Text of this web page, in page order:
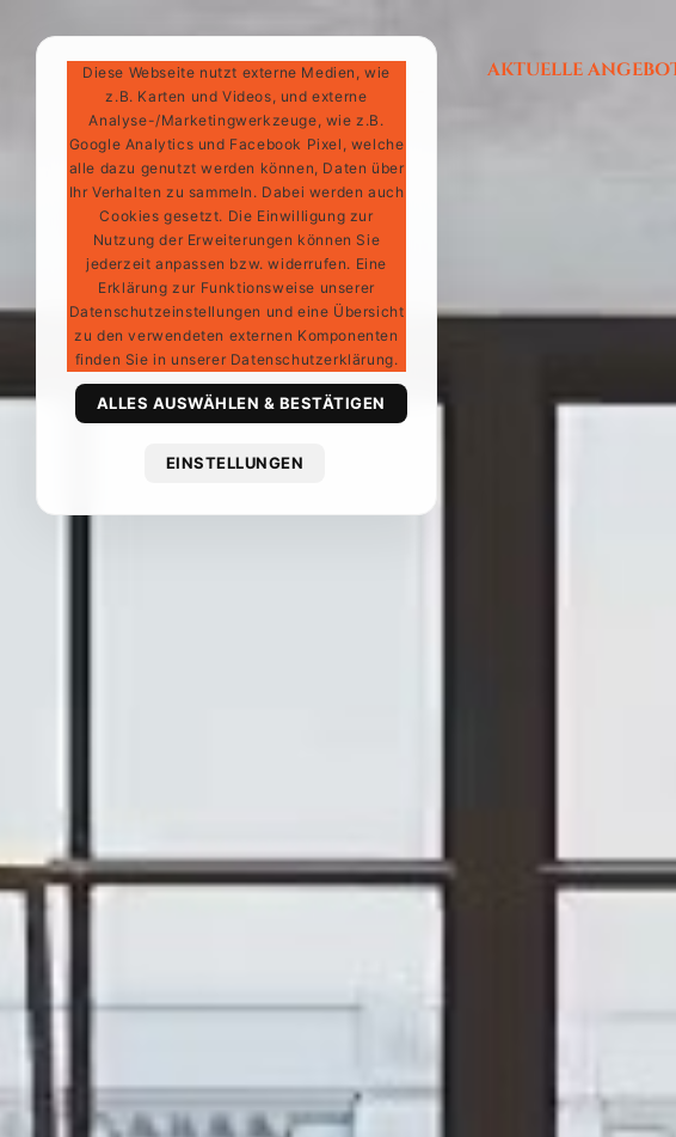
IMMOBILIEN AKTUELLE
Diese Webseite nutzt externe Medien, wie
z.B. Karten und Videos, und externe
Analyse-/Marketingwerkzeuge, wie z.B.
Google Analytics und Facebook Pixel, welche
alle dazu genutzt werden können, Daten über
Ihr Verhalten zu sammeln. Dabei werden auch
Cookies gesetzt. Die Einwilligung zur
Nutzung der Erweiterungen können Sie
jederzeit anpassen bzw. widerrufen. Eine
Erklärung zur Funktionsweise unserer
Datenschutzeinstellungen und eine Übersicht
zu den verwendeten externen Komponenten
finden Sie in unserer Datenschutzerklärung.
ALLES AUSWÄHLEN & BESTÄTIGEN
EINSTELLUNGEN